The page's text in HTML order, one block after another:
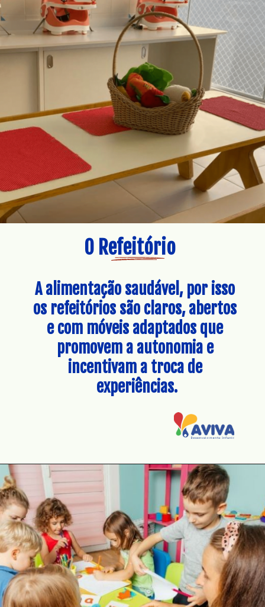
O Refeitório
A alimentação saudável, por isso
os refeitórios são claros, abertos
e com móveis adaptados que
promovem a autonomia e
incentivam a troca de
experiências.